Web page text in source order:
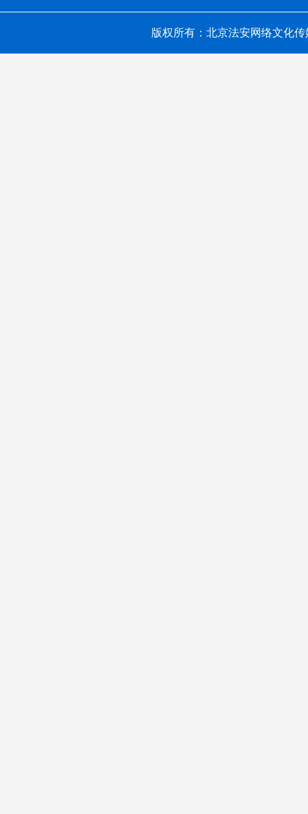
版权所有：北京法安网络文化